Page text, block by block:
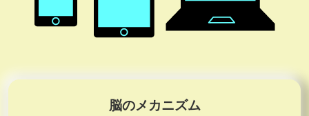
脳のメカニズム